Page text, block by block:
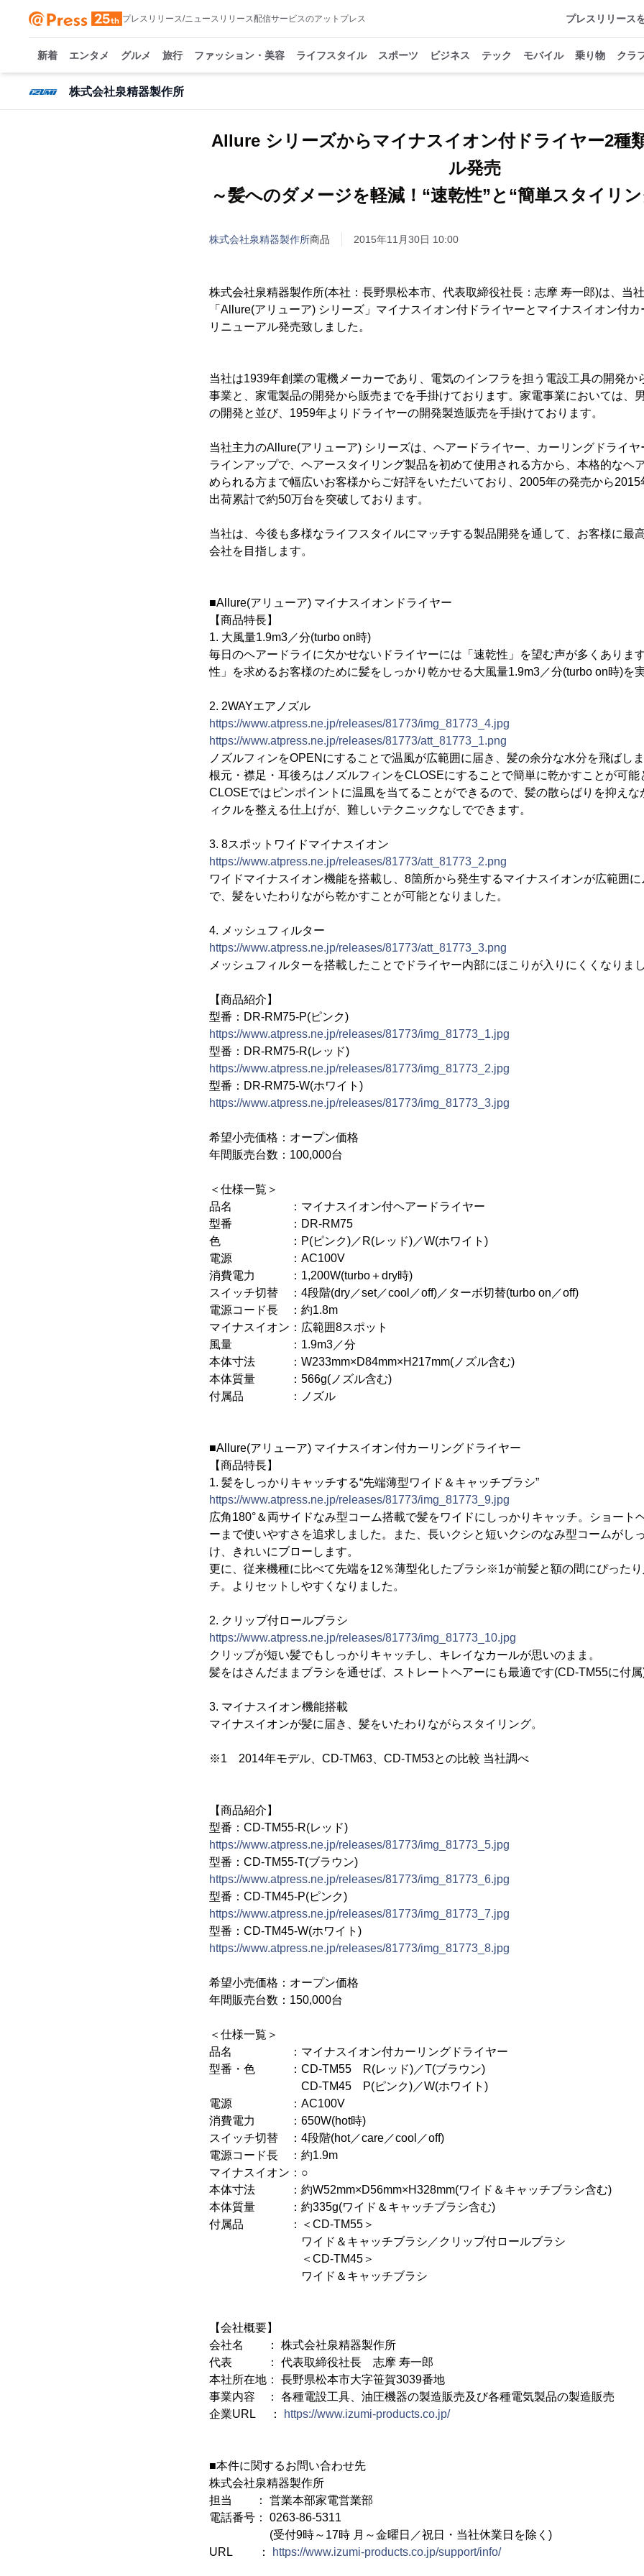
プレスリリース/ニュースリリース配信サービスのアットプレス プレスリリース
新着 エンタメ グルメ 旅行 ファッション・美容 ライフスタイル スポーツ ビジネス テック モバイル 乗り物 クラ
株式会社泉精器製作所
Allure シリーズからマイナスイオン付ドライヤー2種
ル発売
～髪へのダメージを軽減！“速乾性”と“簡単スタイリ
株式会社泉精器製作所商品 2015年11月30日 10:00
株式会社泉精器製作所(本社：長野県松本市、代表取締役社長：志摩 寿一郎)は、当
「Allure(アリューア) シリーズ」マイナスイオン付ドライヤーとマイナスイオン付
リニューアル発売致しました。
当社は1939年創業の電機メーカーであり、電気のインフラを担う電設工具の開発か
事業と、家電製品の開発から販売までを手掛けております。家電事業においては、
の開発と並び、1959年よりドライヤーの開発製造販売を手掛けております。
当社主力のAllure(アリューア) シリーズは、ヘアードライヤー、カーリングドライ
ラインアップで、ヘアースタイリング製品を初めて使用される方から、本格的なヘ
められる方まで幅広いお客様からご好評をいただいており、2005年の発売から
出荷累計で約50万台を突破しております。
当社は、今後も多様なライフスタイルにマッチする製品開発を通して、お客様に最
会社を目指します。
■Allure(アリューア) マイナスイオンドライヤー
【商品特長】
1. 大風量1.9m3／分(turbo on時)
毎日のヘアードライに欠かせないドライヤーには「速乾性」を望む声が多くありま
性」を求めるお客様のために髪をしっかり乾かせる大風量1.9m3／分(turbo on時)を
2. 2WAYエアノズル
https://www.atpress.ne.jp/releases/81773/img_81773_4.jpg
https://www.atpress.ne.jp/releases/81773/att_81773_1.png
ノズルフィンをOPENにすることで温風が広範囲に届き、髪の余分な水分を飛ばし
根元・襟足・耳後ろはノズルフィンをCLOSEにすることで簡単に乾かすことが可
CLOSEではピンポイントに温風を当てることができるので、髪の散らばりを抑え
ィクルを整える仕上げが、難しいテクニックなしでできます。
3. 8スポットワイドマイナスイオン
https://www.atpress.ne.jp/releases/81773/att_81773_2.png
ワイドマイナスイオン機能を搭載し、8箇所から発生するマイナスイオンが広範囲
で、髪をいたわりながら乾かすことが可能となりました。
4. メッシュフィルター
https://www.atpress.ne.jp/releases/81773/att_81773_3.png
メッシュフィルターを搭載したことでドライヤー内部にほこりが入りにくくなりま
【商品紹介】
型番：DR-RM75-P(ピンク)
https://www.atpress.ne.jp/releases/81773/img_81773_1.jpg
型番：DR-RM75-R(レッド)
https://www.atpress.ne.jp/releases/81773/img_81773_2.jpg
型番：DR-RM75-W(ホワイト)
https://www.atpress.ne.jp/releases/81773/img_81773_3.jpg
希望小売価格：オープン価格
年間販売台数：100,000台
＜仕様一覧＞
品名 ：マイナスイオン付ヘアードライヤー
型番 ：DR-RM75
色 ：P(ピンク)／R(レッド)／W(ホワイト)
電源 ：AC100V
消費電力 ：1,200W(turbo＋dry時)
スイッチ切替 ：4段階(dry／set／cool／off)／ターボ切替(turbo on／off)
電源コード長 ：約1.8m
マイナスイオン：広範囲8スポット
風量 ：1.9m3／分
本体寸法 ：W233mm×D84mm×H217mm(ノズル含む)
本体質量 ：566g(ノズル含む)
付属品 ：ノズル
■Allure(アリューア) マイナスイオン付カーリングドライヤー
【商品特長】
1. 髪をしっかりキャッチする“先端薄型ワイド＆キャッチブラシ”
https://www.atpress.ne.jp/releases/81773/img_81773_9.jpg
広角180°＆両サイドなみ型コーム搭載で髪をワイドにしっかりキャッチ。ショート
ーまで使いやすさを追求しました。また、長いクシと短いクシのなみ型コームがし
け、きれいにブローします。
更に、従来機種に比べて先端を12％薄型化したブラシ※1が前髪と額の間にぴった
チ。よりセットしやすくなりました。
2. クリップ付ロールブラシ
https://www.atpress.ne.jp/releases/81773/img_81773_10.jpg
クリップが短い髪でもしっかりキャッチし、キレイなカールが思いのまま。
髪をはさんだままブラシを通せば、ストレートヘアーにも最適です(CD-TM55に付
3. マイナスイオン機能搭載
マイナスイオンが髪に届き、髪をいたわりながらスタイリング。
※1 2014年モデル、CD-TM63、CD-TM53との比較 当社調べ
【商品紹介】
型番：CD-TM55-R(レッド)
https://www.atpress.ne.jp/releases/81773/img_81773_5.jpg
型番：CD-TM55-T(ブラウン)
https://www.atpress.ne.jp/releases/81773/img_81773_6.jpg
型番：CD-TM45-P(ピンク)
https://www.atpress.ne.jp/releases/81773/img_81773_7.jpg
型番：CD-TM45-W(ホワイト)
https://www.atpress.ne.jp/releases/81773/img_81773_8.jpg
希望小売価格：オープン価格
年間販売台数：150,000台
＜仕様一覧＞
品名 ：マイナスイオン付カーリングドライヤー
型番・色 ：CD-TM55 R(レッド)／T(ブラウン)
CD-TM45 P(ピンク)／W(ホワイト)
電源 ：AC100V
消費電力 ：650W(hot時)
スイッチ切替 ：4段階(hot／care／cool／off)
電源コード長 ：約1.9m
マイナスイオン：○
本体寸法 ：約W52mm×D56mm×H328mm(ワイド＆キャッチブラシ含む)
本体質量 ：約335g(ワイド＆キャッチブラシ含む)
付属品 ：＜CD-TM55＞
ワイド＆キャッチブラシ／クリップ付ロールブラシ
＜CD-TM45＞
ワイド＆キャッチブラシ
【会社概要】
会社名 ： 株式会社泉精器製作所
代表 ： 代表取締役社長 志摩 寿一郎
本社所在地： 長野県松本市大字笹賀3039番地
事業内容 ： 各種電設工具、油圧機器の製造販売及び各種電気製品の製造販売
企業URL ：
https://www.izumi-products.co.jp/
■本件に関するお問い合わせ先
株式会社泉精器製作所
担当 ： 営業本部家電営業部
電話番号： 0263-86-5311
(受付9時～17時 月～金曜日／祝日・当社休業日を除く)
URL ：
https://www.izumi-products.co.jp/support/info/